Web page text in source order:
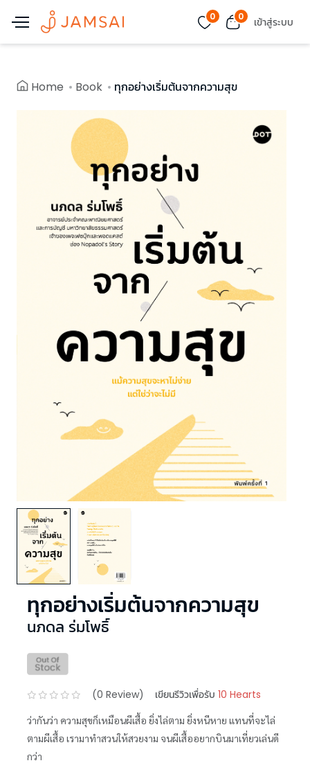
0 0 เข้าสู่ระบบ
Home Book ทุกอย่างเริ่มต้นจากความสุข
ทุกอย่างเริ่มต้นจากความสุข
นภดล ร่มโพธิ์
(0 Review) เขียนรีวิวเพื่อรับ 10 Hearts
ว่ากันว่า ความสุขก็เหมือนผีเสื้อ ยิ่งไล่ตาม ยิ่งหนีหาย แทนที่จะไล่
ตามผีเสื้อ เรามาทำสวนให้สวยงาม จนผีเสื้ออยากบินมาเที่ยวเล่นดี
กว่า